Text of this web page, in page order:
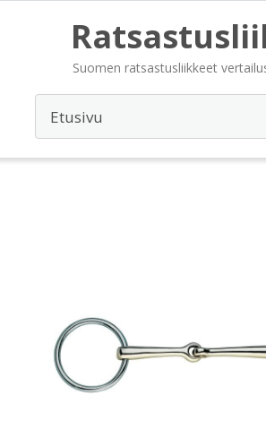
Suomen ratsastusliikkeet